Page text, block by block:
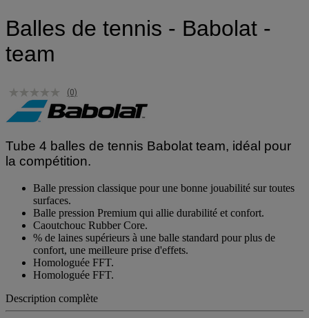
Balles de tennis - Babolat -
team
Tube 4 balles de tennis Babolat team, idéal pour
la compétition.
Balle pression classique pour une bonne jouabilité sur toutes
surfaces.
Balle pression Premium qui allie durabilité et confort.
Caoutchouc Rubber Core.
% de laines supérieurs à une balle standard pour plus de
confort, une meilleure prise d'effets.
Homologuée FFT.
Description complète